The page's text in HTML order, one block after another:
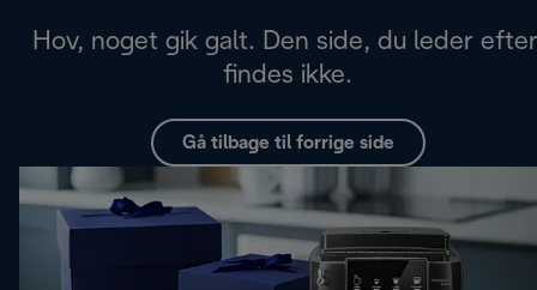
Hov, noget gik galt. Den side, du leder
findes ikke.
Gå tilbage til forrige side